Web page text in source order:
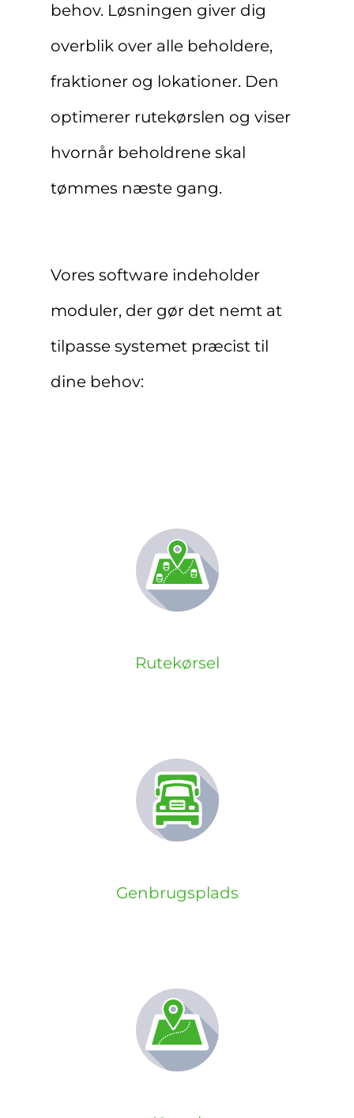
behov. Løsningen giver dig
overblik over alle beholdere,
fraktioner og lokationer. Den
optimerer rutekørslen og viser
hvornår beholdrene skal
tømmes næste gang.
Vores software indeholder
moduler, der gør det nemt at
tilpasse systemet præcist til
dine behov:
Rutekørsel
Genbrugsplads